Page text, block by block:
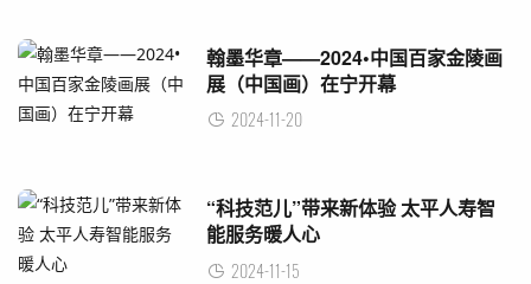
翰墨华章——2024•中国百家金陵画
展（中国画）在宁开幕
2024-11-20
“科技范儿”带来新体验 太平人寿智
能服务暖人心
2024-11-15